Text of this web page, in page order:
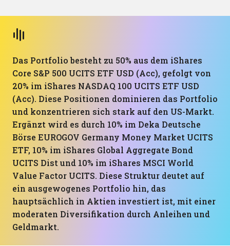
Das Portfolio besteht zu 50% aus dem iShares
Core S&P 500 UCITS ETF USD (Acc), gefolgt von
20% im iShares NASDAQ 100 UCITS ETF USD
(Acc). Diese Positionen dominieren das Portfolio
und konzentrieren sich stark auf den US-Markt.
Ergänzt wird es durch 10% im Deka Deutsche
Börse EUROGOV Germany Money Market UCITS
ETF, 10% im iShares Global Aggregate Bond
UCITS Dist und 10% im iShares MSCI World
Value Factor UCITS. Diese Struktur deutet auf
ein ausgewogenes Portfolio hin, das
hauptsächlich in Aktien investiert ist, mit einer
moderaten Diversifikation durch Anleihen und
Geldmarkt.